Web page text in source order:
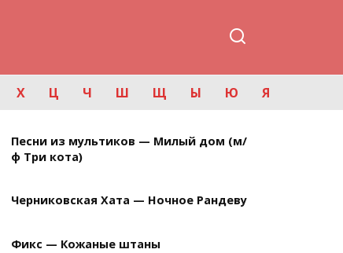
Х Ц Ч Ш Щ Ы Ю Я
Песни из мультиков — Милый дом (м/
ф Три кота)
Черниковская Хата — Ночное Рандеву
Фикс — Кожаные штаны